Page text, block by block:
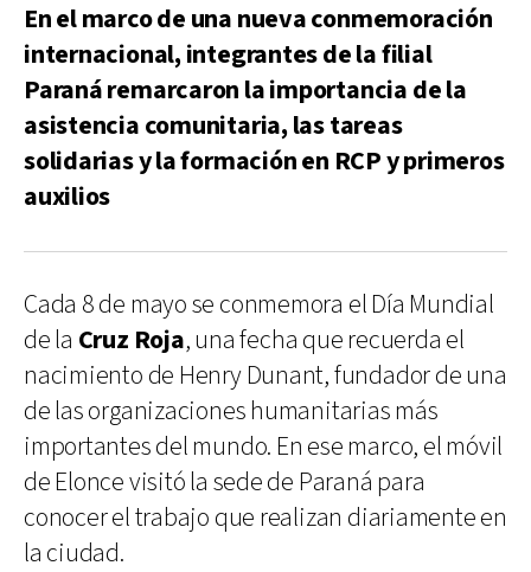
En el marco de una nueva conmemoración
internacional, integrantes de la filial
Paraná remarcaron la importancia de la
asistencia comunitaria, las tareas
solidarias y la formación en RCP y primeros
auxilios
Cada 8 de mayo se conmemora el Día Mundial
de la Cruz Roja, una fecha que recuerda el
nacimiento de Henry Dunant, fundador de una
de las organizaciones humanitarias más
importantes del mundo. En ese marco, el móvil
de Elonce visitó la sede de Paraná para
conocer el trabajo que realizan diariamente en
la ciudad.